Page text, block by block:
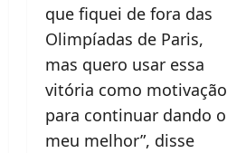
que fiquei de fora das
Olimpíadas de Paris,
mas quero usar essa
vitória como motivação
para continuar dando o
meu melhor”, disse